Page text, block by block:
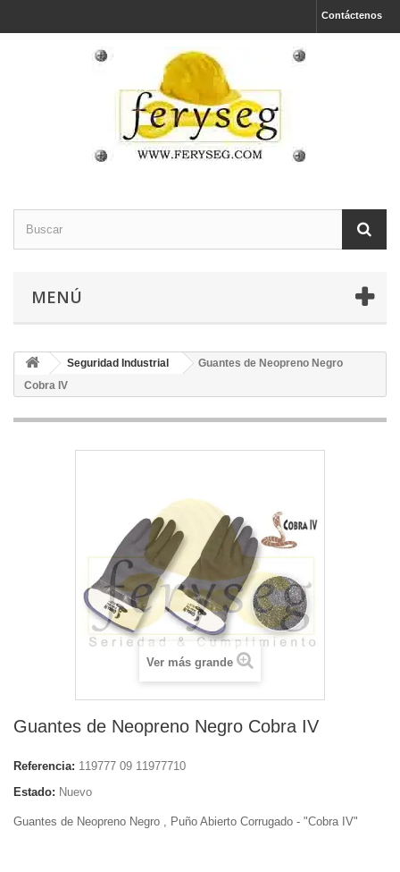
Contáctenos
MENÚ
Seguridad Industrial
Guantes de Neopreno Negro
Cobra IV
Ver más grande
Guantes de Neopreno Negro Cobra IV
Referencia: 119777 09 11977710
Estado: Nuevo
Guantes de Neopreno Negro , Puño Abierto Corrugado - "Cobra IV"